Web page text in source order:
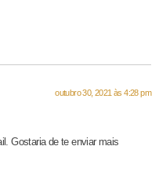
outubro 30, 2021 às 4:28 pm
Gostaria de te enviar mais